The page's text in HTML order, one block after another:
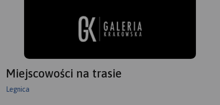
Miejscowości na trasie
Legnica